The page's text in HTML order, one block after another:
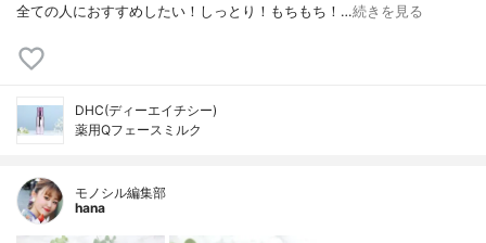
全ての人におすすめしたい！しっとり！もちもち！…続きを見る
DHC(ディーエイチシー)
薬用Qフェースミルク
モノシル編集部
hana